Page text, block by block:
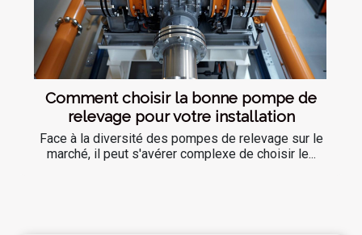
Comment choisir la bonne pompe de
relevage pour votre installation
Face à la diversité des pompes de relevage sur le
marché, il peut s'avérer complexe de choisir le...